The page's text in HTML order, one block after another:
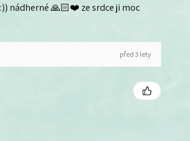
nádherné 🙏🏻❤️ ze srdce ji moc
před 3 lety